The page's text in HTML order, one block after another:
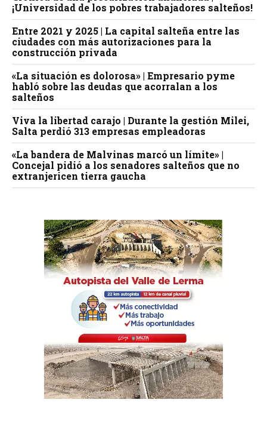
¡Universidad de los pobres trabajadores salteños!
Entre 2021 y 2025 | La capital salteña entre las
ciudades con más autorizaciones para la
construcción privada
«La situación es dolorosa» | Empresario pyme
habló sobre las deudas que acorralan a los
salteños
Viva la libertad carajo | Durante la gestión Milei,
Salta perdió 313 empresas empleadoras
«La bandera de Malvinas marcó un límite» |
Concejal pidió a los senadores salteños que no
extranjericen tierra gaucha